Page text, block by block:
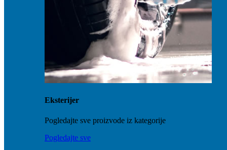
Eksterijer
Pogledajte sve proizvode iz kategorije
Pogledajte sve